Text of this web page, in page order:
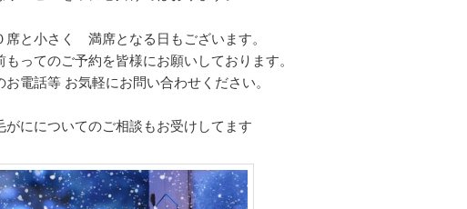
席と小さく 満席となる日もございます。
ってのご予約を皆様にお願いしております。
電話等 お気軽にお問い合わせください。
がにについてのご相談もお受けしてます